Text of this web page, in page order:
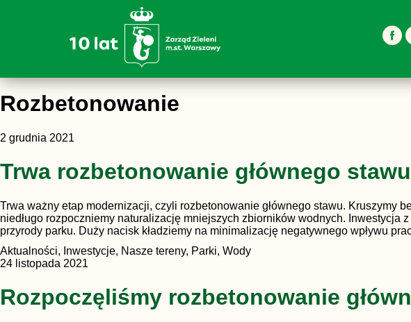
Rozbetonowanie
2 grudnia 2021
Trwa rozbetonowanie głównego
Trwa ważny etap modernizacji, czyli rozbetonowanie głównego stawu. Kruszymy
niedługo rozpoczniemy naturalizację mniejszych zbiorników wodnych.
przyrody parku. Duży nacisk kładziemy na minimalizację negatywnego wpływu
Aktualności, Inwestycje, Nasze tereny, Parki, Wody
24 listopada 2021
Rozpoczęliśmy rozbetonowanie